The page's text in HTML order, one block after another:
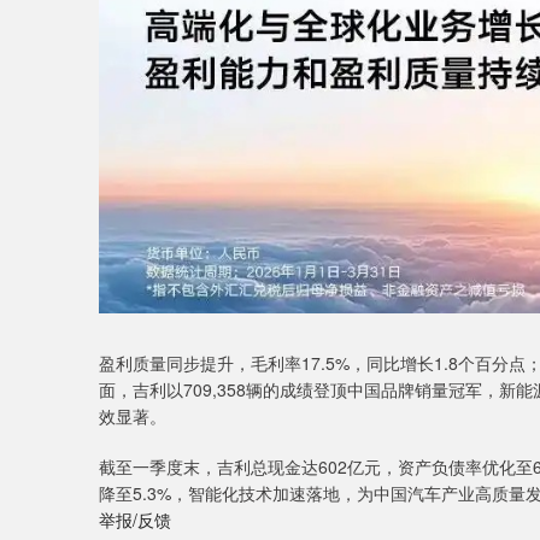
盈利质量同步提升，毛利率17.5%，同比增长1.8个百分点
面，吉利以709,358辆的成绩登顶中国品牌销量冠军，新
效显著。
截至一季度末，吉利总现金达602亿元，资产负债率优化
降至5.3%，智能化技术加速落地，为中国汽车产业高质量
举报/反馈